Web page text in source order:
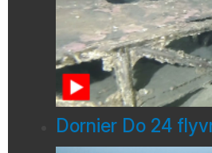
Dornier Do 24